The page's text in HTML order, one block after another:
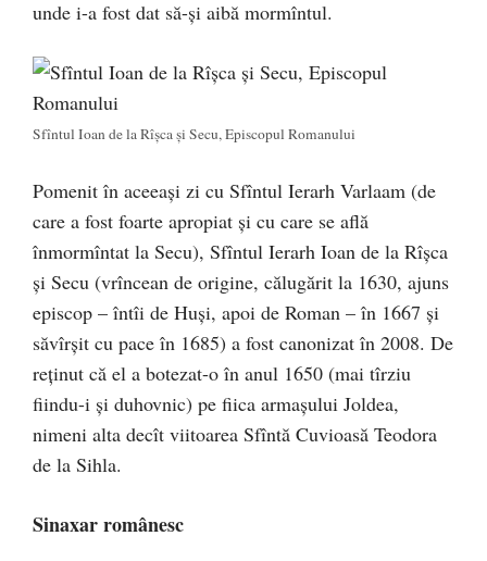
unde i-a fost dat să-și aibă mormîntul.
Sfîntul Ioan de la Rîșca și Secu, Episcopul Romanului
Pomenit în aceeași zi cu Sfîntul Ierarh Varlaam (de
care a fost foarte apropiat și cu care se află
înmormîntat la Secu), Sfîntul Ierarh Ioan de la Rîșca
și Secu (vrîncean de origine, călugărit la 1630, ajuns
episcop – întîi de Huși, apoi de Roman – în 1667 și
săvîrșit cu pace în 1685) a fost canonizat în 2008. De
reținut că el a botezat-o în anul 1650 (mai tîrziu
fiindu-i și duhovnic) pe fiica armașului Joldea,
nimeni alta decît viitoarea Sfîntă Cuvioasă Teodora
de la Sihla.
Sinaxar românesc